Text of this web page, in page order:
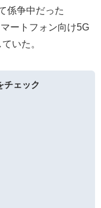
係争中だった
ートフォン向け5G
いた。
ェック